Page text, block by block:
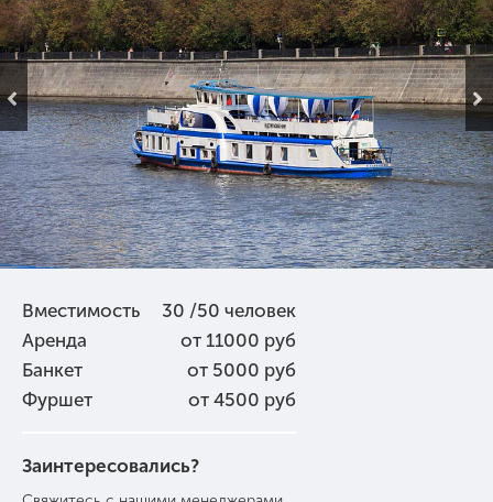
Вместимость
30 /50 человек
Аренда
от 11000 руб
Банкет
от 5000 руб
Фуршет
от 4500 руб
Заинтересовались?